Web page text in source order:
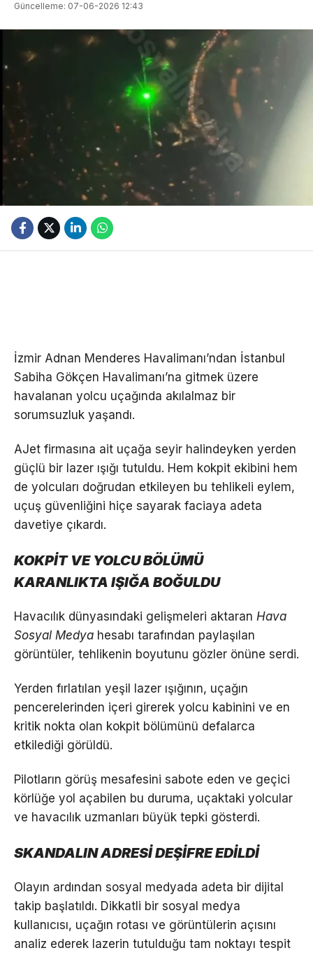
Güncelleme: 07-06-2026 12:43
İzmir Adnan Menderes Havalimanı’ndan İstanbul
Sabiha Gökçen Havalimanı’na gitmek üzere
havalanan yolcu uçağında akılalmaz bir
sorumsuzluk yaşandı.
AJet firmasına ait uçağa seyir halindeyken yerden
güçlü bir lazer ışığı tutuldu. Hem kokpit ekibini hem
de yolcuları doğrudan etkileyen bu tehlikeli eylem,
uçuş güvenliğini hiçe sayarak faciaya adeta
davetiye çıkardı.
KOKPİT VE YOLCU BÖLÜMÜ
KARANLIKTA IŞIĞA BOĞULDU
Havacılık dünyasındaki gelişmeleri aktaran Hava
Sosyal Medya hesabı tarafından paylaşılan
görüntüler, tehlikenin boyutunu gözler önüne serdi.
Yerden fırlatılan yeşil lazer ışığının, uçağın
pencerelerinden içeri girerek yolcu kabinini ve en
kritik nokta olan kokpit bölümünü defalarca
etkilediği görüldü.
Pilotların görüş mesafesini sabote eden ve geçici
körlüğe yol açabilen bu duruma, uçaktaki yolcular
ve havacılık uzmanları büyük tepki gösterdi.
SKANDALIN ADRESİ DEŞİFRE EDİLDİ
Olayın ardından sosyal medyada adeta bir dijital
takip başlatıldı. Dikkatli bir sosyal medya
kullanıcısı, uçağın rotası ve görüntülerin açısını
analiz ederek lazerin tutulduğu tam noktayı tespit